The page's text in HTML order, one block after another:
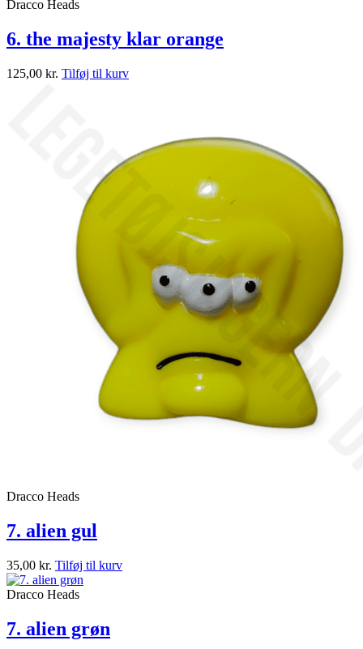
Dracco Heads
6. the majesty klar orange
125,00 kr. Tilføj til kurv
Dracco Heads
7. alien gul
35,00 kr. Tilføj til kurv
Dracco Heads
7. alien grøn